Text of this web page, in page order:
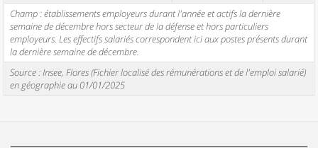
Champ : établissements employeurs durant l'année et actifs la dernière
semaine de décembre hors secteur de la défense et hors particuliers
employeurs. Les effectifs salariés correspondent ici aux postes présents durant
la dernière semaine de décembre.
Source : Insee, Flores (Fichier localisé des rémunérations et de l'emploi salarié)
en géographie au 01/01/2025